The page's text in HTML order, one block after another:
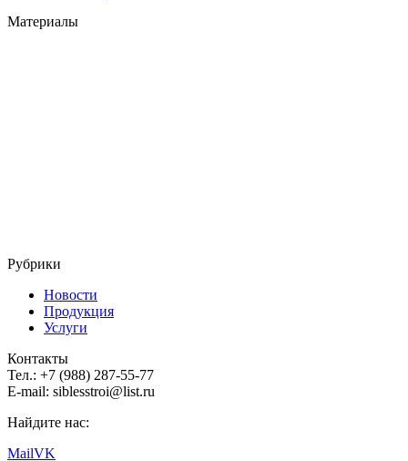
Материалы
Рубрики
Новости
Продукция
Услуги
Контакты
Тел.: +7 (988) 287-55-77
E-mail: siblesstroi@list.ru
Найдите нас:
MailVK